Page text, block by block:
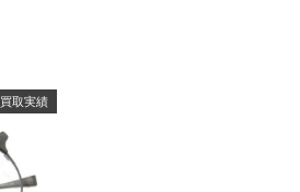
買取実績